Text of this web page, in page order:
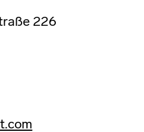
226